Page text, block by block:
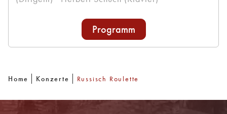
Programm
Home Konzerte Russisch Roulette